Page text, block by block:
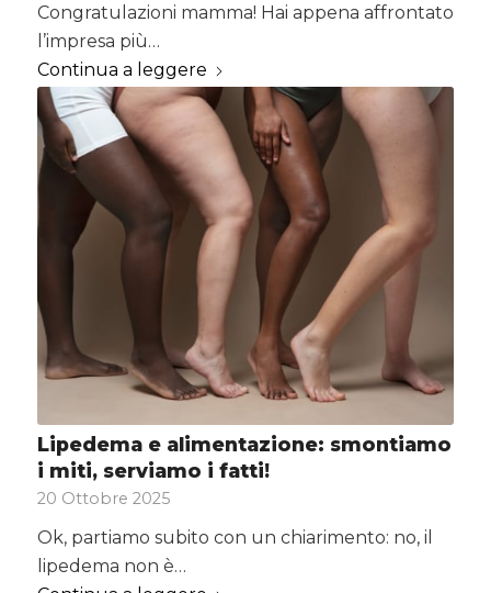
Congratulazioni mamma! Hai appena affrontato
l’impresa più…
Continua a leggere
Lipedema e alimentazione: smontiamo
i miti, serviamo i fatti!
20 Ottobre 2025
Ok, partiamo subito con un chiarimento: no, il
lipedema non è…